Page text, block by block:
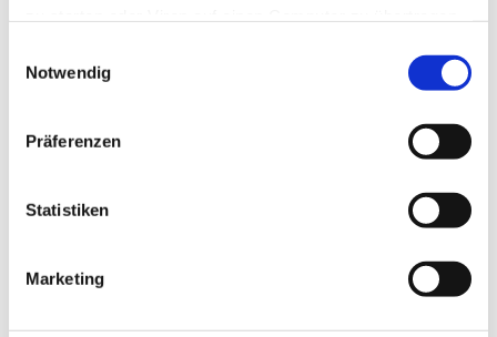
ich Ihnen die Navigation erleichtern und die korrekte
Notwendig
Präferenzen
Statistiken
Marketing